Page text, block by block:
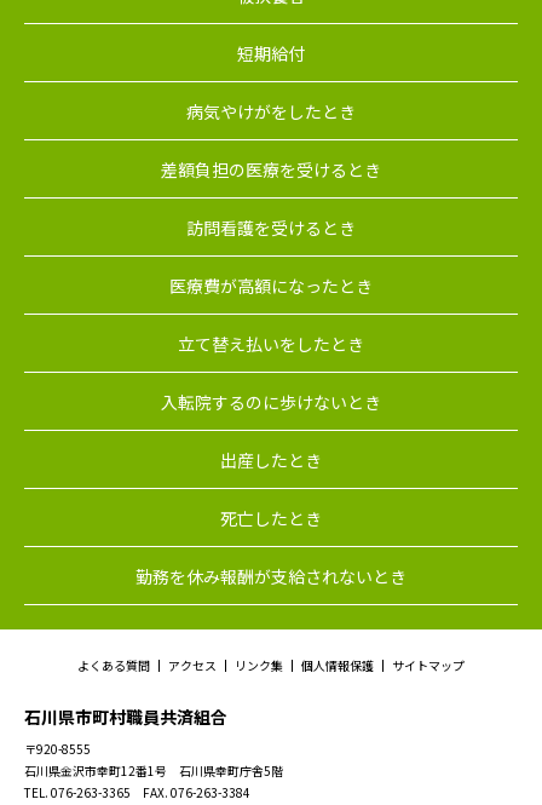
短期給付
病気やけがをしたとき
差額負担の医療を受けるとき
訪問看護を受けるとき
医療費が高額になったとき
立て替え払いをしたとき
入転院するのに歩けないとき
出産したとき
死亡したとき
勤務を休み報酬が支給されないとき
よくある質問 アクセス リンク集 個人情報保護 サイトマップ
石川県市町村職員共済組合
〒920-8555
石川県金沢市幸町12番1号 石川県幸町庁舎5階
TEL. 076-263-3365 FAX. 076-263-3384